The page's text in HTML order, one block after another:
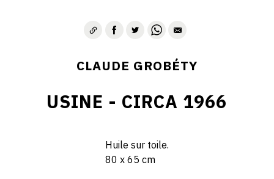
CLAUDE GROBÉTY
USINE - CIRCA 1966
Huile sur toile.
80 x 65 cm